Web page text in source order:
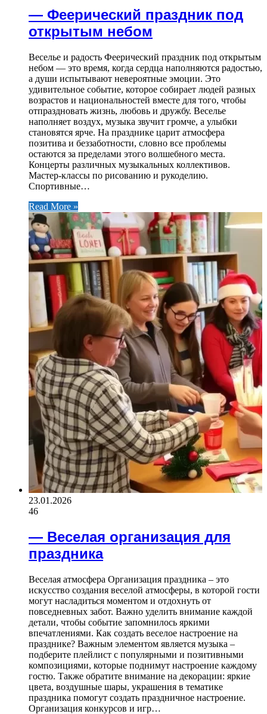
— Феерический праздник под
открытым небом
Веселье и радость Феерический праздник под открытым
небом — это время, когда сердца наполняются радостью,
а души испытывают невероятные эмоции. Это
удивительное событие, которое собирает людей разных
возрастов и национальностей вместе для того, чтобы
отпраздновать жизнь, любовь и дружбу. Веселье
наполняет воздух, музыка звучит громче, а улыбки
становятся ярче. На празднике царит атмосфера
позитива и беззаботности, словно все проблемы
остаются за пределами этого волшебного места.
Концерты различных музыкальных коллективов.
Мастер-классы по рисованию и рукоделию.
Спортивные…
Read More »
23.01.2026
46
— Веселая организация для
праздника
Веселая атмосфера Организация праздника – это
искусство создания веселой атмосферы, в которой гости
могут насладиться моментом и отдохнуть от
повседневных забот. Важно уделить внимание каждой
детали, чтобы событие запомнилось яркими
впечатлениями. Как создать веселое настроение на
празднике? Важным элементом является музыка –
подберите плейлист с популярными и позитивными
композициями, которые поднимут настроение каждому
гостю. Также обратите внимание на декорации: яркие
цвета, воздушные шары, украшения в тематике
праздника помогут создать праздничное настроение.
Организация конкурсов и игр…